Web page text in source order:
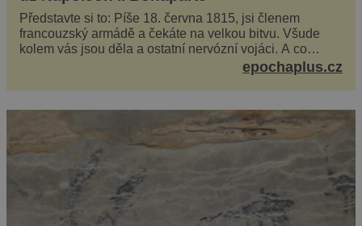
Představte si to: Píše 18. června 1815, jsi členem
francouzský armádě a čekáte na velkou bitvu. Všude
kolem vás jsou děla a ostatní nervózní vojáci. A co
děláte vy? Hrajete si… s jojem! Zdá se v...epochaplus.cz